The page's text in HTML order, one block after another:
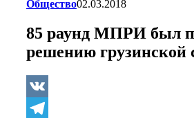
Общество02.03.2018
85 раунд МПРИ был
решению грузинской
VK